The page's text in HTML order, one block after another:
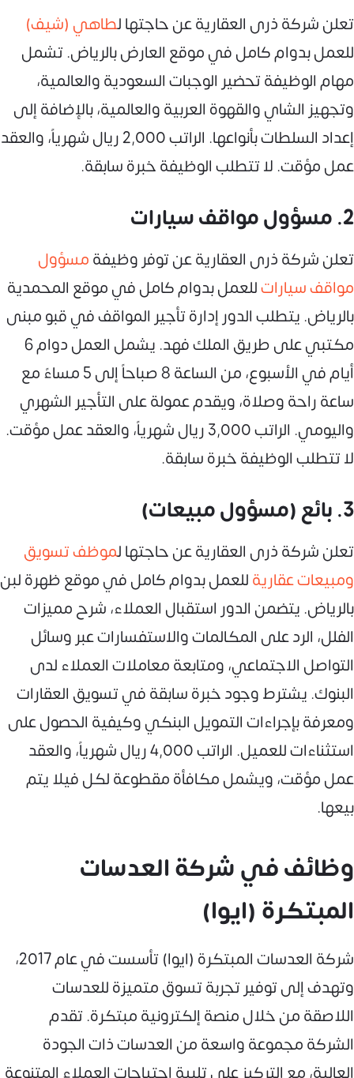
تعلن شركة ذرى العقارية عن حاجتها لطاهي (شيف)
للعمل بدوام كامل في موقع العارض بالرياض. تشمل
مهام الوظيفة تحضير الوجبات السعودية والعالمية،
وتجهيز الشاي والقهوة العربية والعالمية، بالإضافة إلى
إعداد السلطات بأنواعها. الراتب 2,000 ريال شهرياً، والعقد
عمل مؤقت. لا تتطلب الوظيفة خبرة سابقة.
2. مسؤول مواقف سيارات
تعلن شركة ذرى العقارية عن توفر وظيفةمسؤول
مواقف سياراتللعمل بدوام كامل في موقع المحمدية
بالرياض. يتطلب الدور إدارة تأجير المواقف في قبو مبنى
مكتبي على طريق الملك فهد. يشمل العمل دوام 6
أيام في الأسبوع، من الساعة 8 صباحاً إلى 5 مساءً مع
ساعة راحة وصلاة، ويقدم عمولة على التأجير الشهري
واليومي. الراتب 3,000 ريال شهرياً، والعقد عمل مؤقت.
لا تتطلب الوظيفة خبرة سابقة.
3. بائع (مسؤول مبيعات)
تعلن شركة ذرى العقارية عن حاجتها لموظف تسويق
ومبيعات عقاريةللعمل بدوام كامل في موقع ظهرة لبن
بالرياض. يتضمن الدور استقبال العملاء، شرح مميزات
الفلل، الرد على المكالمات والاستفسارات عبر وسائل
التواصل الاجتماعي، ومتابعة معاملات العملاء لدى
البنوك. يشترط وجود خبرة سابقة في تسويق العقارات
ومعرفة بإجراءات التمويل البنكي وكيفية الحصول على
استثناءات للعميل. الراتب 4,000 ريال شهرياً، والعقد
عمل مؤقت، ويشمل مكافأة مقطوعة لكل فيلا يتم
بيعها.
وظائف في شركة العدسات
المبتكرة (ايوا)
شركة العدسات المبتكرة (ايوا) تأسست في عام 2017،
وتهدف إلى توفير تجربة تسوق متميزة للعدسات
اللاصقة من خلال منصة إلكترونية مبتكرة. تقدم
الشركة مجموعة واسعة من العدسات ذات الجودة
العالية، مع التركيز على تلبية احتياجات العملاء المتنوعة